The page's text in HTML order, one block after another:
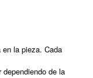
la pieza. Cada
de la